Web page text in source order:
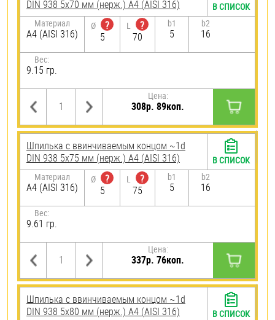
DIN 938 5х70 мм (нерж.) A4 (AISI 316)
Материал
A4 (AISI 316)
Ø
?
5
L
?
70
b1
5
b2
16
Вес:
9.15 гр.
Цена:
308р. 89коп.
В СПИСОК
Шпилька c ввинчиваемым концом ~1d
DIN 938 5х75 мм (нерж.) A4 (AISI 316)
Материал
A4 (AISI 316)
Ø
?
5
L
?
75
b1
5
b2
16
Вес:
9.61 гр.
Цена:
337р. 76коп.
В СПИСОК
Шпилька c ввинчиваемым концом ~1d
DIN 938 5х80 мм (нерж.) A4 (AISI 316)
В СПИСОК